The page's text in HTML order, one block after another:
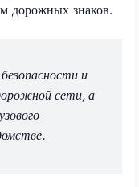
дорожных знаков.
и
сети, а